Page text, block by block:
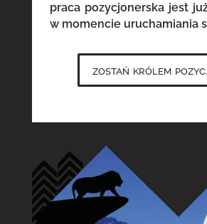
praca pozycjonerska jest
w momencie uruchamiania
zostań królem